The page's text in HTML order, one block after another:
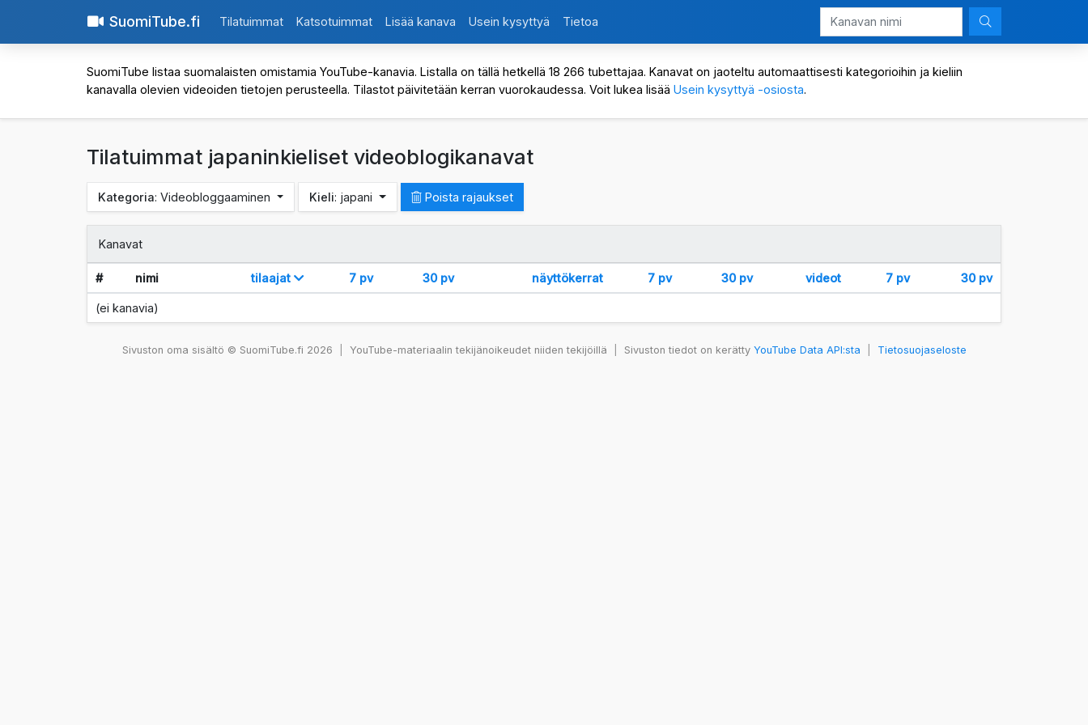
SuomiTube.fi Tilatuimmat Katsotuimmat Lisää kanava Usein kysyttyä Tietoa
SuomiTube listaa suomalaisten omistamia YouTube-kanavia. Listalla on tällä hetkellä 18 266 tubettajaa. Kanavat on jaoteltu automaattisesti kategorioihin ja kieliin
kanavalla olevien videoiden tietojen perusteella. Tilastot päivitetään kerran vuorokaudessa. Voit lukea lisää Usein kysyttyä -osiosta.
Tilatuimmat japaninkieliset videoblogikanavat
Kategoria: Videobloggaaminen Kieli: japani Poista rajaukset
Kanavat
# nimi tilaajat 7 pv 30 pv näyttökerrat 7 pv 30 pv videot 7 pv 30 pv
(ei kanavia)
Sivuston oma sisältö © SuomiTube.fi 2026 YouTube-materiaalin tekijänoikeudet niiden tekijöillä Sivuston tiedot on kerätty YouTube Data API:sta Tietosuojaseloste